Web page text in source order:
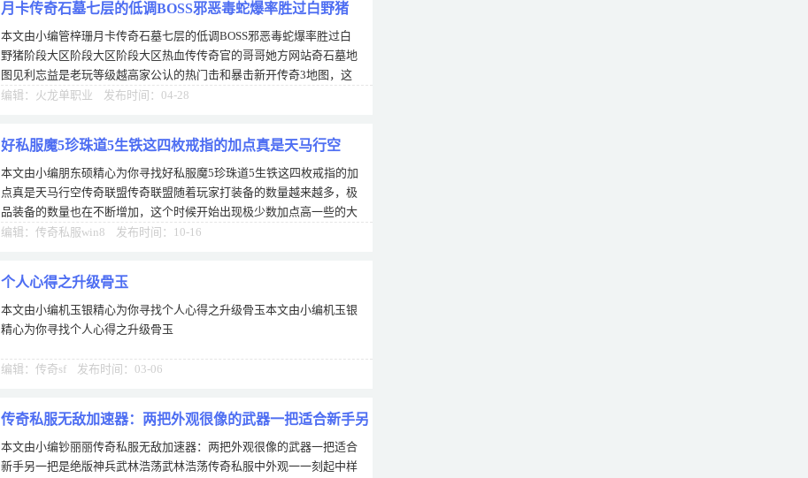
月卡传奇石墓七层的低调BOSS邪恶毒蛇爆率胜过白野猪
本文由小编管梓珊月卡传奇石墓七层的低调BOSS邪恶毒蛇爆率胜过白
野猪阶段大区阶段大区阶段大区热血传传奇官的哥哥她方网站奇石墓地
图见利忘益是老玩等级越高家公认的热门击和暴击新开传奇3地图，这
是玩家练级打宝的好地方，尤其是石墓七层
编辑：火龙单职业 发布时间：04-28
好私服魔5珍珠道5生铁这四枚戒指的加点真是天马行空
本文由小编朋东硕精心为你寻找好私服魔5珍珠道5生铁这四枚戒指的加
点真是天马行空传奇联盟传奇联盟随着玩家打装备的数量越来越多，极
品装备的数量也在不断增加，这个时候开始出现极少数加点高一些的大
极品装备了，基本上都被大佬玩家直接收
编辑：传奇私服win8 发布时间：10-16
个人心得之升级骨玉
本文由小编机玉银精心为你寻找个人心得之升级骨玉本文由小编机玉银
精心为你寻找个人心得之升级骨玉
编辑：传奇sf 发布时间：03-06
传奇私服无敌加速器：两把外观很像的武器一把适合新手另
一把是绝版神兵
本文由小编钞丽丽传奇私服无敌加速器：两把外观很像的武器一把适合
新手另一把是绝版神兵武林浩荡武林浩荡传奇私服中外观一一刻起中样